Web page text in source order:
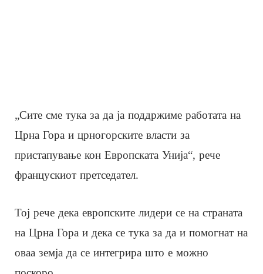
„Сите сме тука за да ја поддржиме работата на
Црна Гора и црногорските власти за
пристапување кон Европската Унија“, рече
францускиот претседател.
Тој рече дека европските лидери се на страната
на Црна Гора и дека се тука за да и помогнат на
оваа земја да се интегрира што е можно